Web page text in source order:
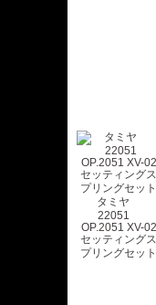
タミヤ
22051
OP.2051 XV-02
セッティングス
プリングセット